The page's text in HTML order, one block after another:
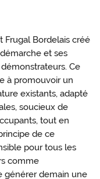
Frugal Bordelais créé
et ses
Ce
à promouvoir un
existants, adapté
soucieux de
tout en
de ce
pour tous les
comme
générer demain une